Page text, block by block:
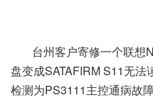
台州客户寄修一个联想
盘变成SATAFIRM S11无
检测为PS3111主控通病故